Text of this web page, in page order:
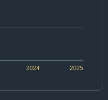
2024 2025